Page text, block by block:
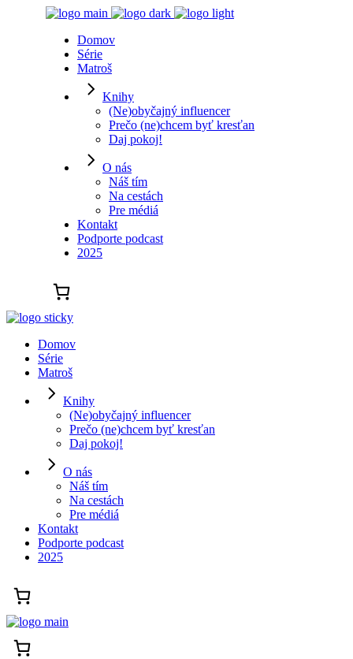
Domov
Série
Matroš
Knihy
(Ne)obyčajný influencer
Prečo (ne)chcem byť kresťan
Daj pokoj!
O nás
Náš tím
Na cestách
Pre médiá
Kontakt
Podporte podcast
2025
Domov
Série
Matroš
Knihy
(Ne)obyčajný influencer
Prečo (ne)chcem byť kresťan
Daj pokoj!
O nás
Náš tím
Na cestách
Pre médiá
Kontakt
Podporte podcast
2025